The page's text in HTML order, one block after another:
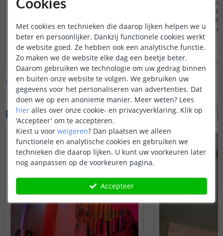
gemakkelijk op maat zagen. Ik heb 'm op
verzoek van mijn vrouw geplakt en dat
de afdekkap vol met krassen zat. Ik hoopte
nog dat er een beschermend folie op zou
zitten (daar leek het naar) maar helaas. Al
valt het niet erg op.
Hees Daman|29 januari 2023
Bedankt voor uw review. Onze
afdekkappen worden inderdaad
zonder beschermende folie
geleverd. Doordat wij de
afdekkap kunnen oprollen,
komen hier vrijwel geen
beschadigingen op. Ik begrijp dat
uw afdekkap wel beschadigingen
heeft. Mochten de krassen ook
zichtbaar zijn met de verlichting
in het profiel, laat het dan aan
ons weten (de klantenservice). Ik
zorg dan voor een passende
oplossing.
Door Louise op maandag 27 februari 2023
gemakkelijk) een
hanglamp maken.
mee. En dank aan
medewerkers voor
vragen vooraf!
Lees hele review
Marianne Muller 17
Bekijk alle 10 reviews
Foto's van klanten
Cookies
Met cookies en technieken die daarop lijken helpen we u
beter en persoonlijker. Dankzij functionele cookies werkt
de website goed. Ze hebben ook een analytische functie.
Zo maken we de website elke dag een beetje beter.
Daarom gebruiken we technologie om uw gedrag binnen
en buiten onze website te volgen. We gebruiken uw
gegevens voor het personaliseren van advertenties. Dat
doen we op een anonieme manier. Meer weten? Lees
hier alles over onze cookie- en privacyverklaring. Klik op
'Accepteer' om te accepteren.
Kiest u voor weigeren? Dan plaatsen we alleen
functionele en analytische cookies en gebruiken we
technieken die daarop lijken. U kunt uw voorkeuren later
nog aanpassen op de voorkeuren pagina.
Accepteer